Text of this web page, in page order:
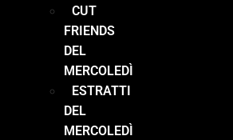
CUT
FRIENDS
DEL
MERCOLEDÌ
ESTRATTI
DEL
MERCOLEDÌ